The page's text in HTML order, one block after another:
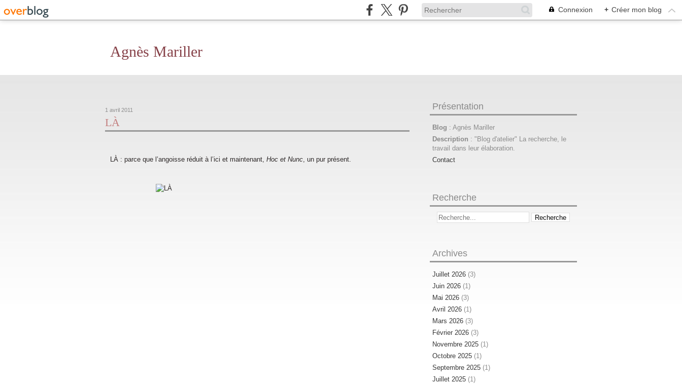
Connexion + Créer mon blog
Agnès Mariller
1 avril 2011
LÀ
LÀ : parce que l’angoisse réduit à l’ici et maintenant, Hoc et Nunc, un pur présent.
Présentation
Blog : Agnès Mariller
Description : "Blog d'atelier" La recherche, le
travail dans leur élaboration.
Contact
Recherche
Archives
Juillet 2026 (3)
Juin 2026 (1)
Mai 2026 (3)
Avril 2026 (1)
Mars 2026 (3)
Février 2026 (3)
Novembre 2025 (1)
Octobre 2025 (1)
Septembre 2025 (1)
Juillet 2025 (1)